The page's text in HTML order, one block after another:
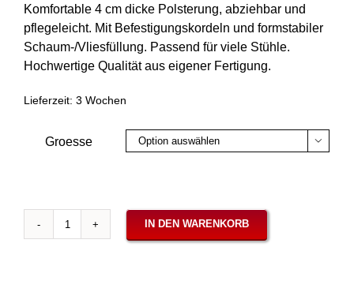
Komfortable 4 cm dicke Polsterung, abziehbar und
pflegeleicht. Mit Befestigungskordeln und formstabiler
Schaum-/Vliesfüllung. Passend für viele Stühle.
Hochwertige Qualität aus eigener Fertigung.
Lieferzeit: 3 Wochen
Groesse 
Sitzkissen
IN DEN WARENKORB